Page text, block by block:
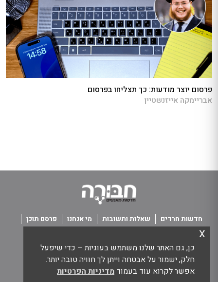
כן, גם האתר שלנו משתמש בעוגיות – כדי שיפעל
חלק, ישמור על אבטחה וייתן לך חוויה טובה יותר.
אפשר לקרוא עוד בעמוד מדיניות הפרטיות
x
פרסום יוצר מודעות: כך תצליחו בפרסום
אבריימקה אייזנשטיין
חדשות חרדים שאלות ותשובות מי אנחנו
פרסם תוכן
כל הזכויות שמורות חבורה - חדשות מאנשים